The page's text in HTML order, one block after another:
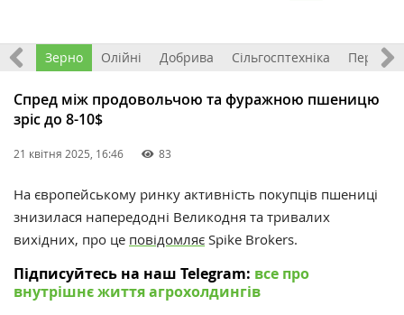
Світ Зерно Олійні Добрива Сільгосптехніка
Спред між продовольчою та фуражною пшеницю
зріс до 8-10$
21 квітня 2025, 16:46 83
На європейському ринку активність покупців пшениці
знизилася напередодні Великодня та тривалих
вихідних, про це повідомляє Spike Brokers.
Підписуйтесь на наш Telegram: все про
внутрішнє життя агрохолдингів